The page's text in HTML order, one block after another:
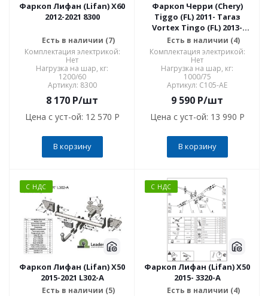
Фаркоп Лифан (Lifan) X60
2012-2021 8300
Есть в наличии (7)
Комплектация электрикой:
Нет
Нагрузка на шар, кг:
1200/60
Артикул: 8300
8 170 P/шт
Цена с уст-ой: 12 570 P
В корзину
Фаркоп Черри (Chery)
Tiggo (FL) 2011- Тагаз
Vortex Tingo (FL) 2013-
Lifan X60 2011- C105-AE
Есть в наличии (4)
Комплектация электрикой:
Нет
Нагрузка на шар, кг:
1000/75
Артикул: C105-AE
9 590 P/шт
Цена с уст-ой: 13 990 P
В корзину
С НДС
Фаркоп Лифан (Lifan) X50
2015-2021 L302-A
Есть в наличии (5)
С НДС
Фаркоп Лифан (Lifan) X50
2015- 3320-A
Есть в наличии (4)